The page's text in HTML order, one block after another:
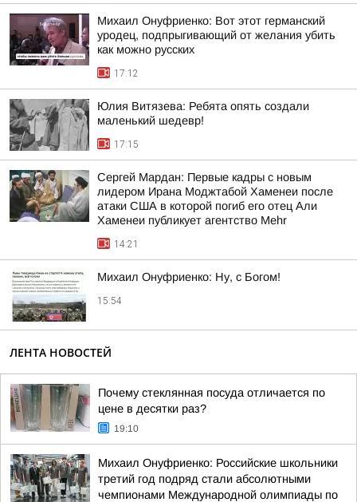
Михаил Онуфриенко: Вот этот германский
уродец, подпрыгивающий от желания убить
как можно русских
17:12
Юлия Витязева: Ребята опять создали
маленький шедевр!
17:15
Сергей Мардан: Первые кадры с новым
лидером Ирана Моджтабой Хаменеи после
атаки США в которой погиб его отец Али
Хаменеи публикует агентство Mehr
14:21
Михаил Онуфриенко: Ну, с Богом!
15:54
ЛЕНТА НОВОСТЕЙ
Почему стеклянная посуда отличается по
цене в десятки раз?
19:10
Михаил Онуфриенко: Российские школьники
третий год подряд стали абсолютными
чемпионами Международной олимпиады по